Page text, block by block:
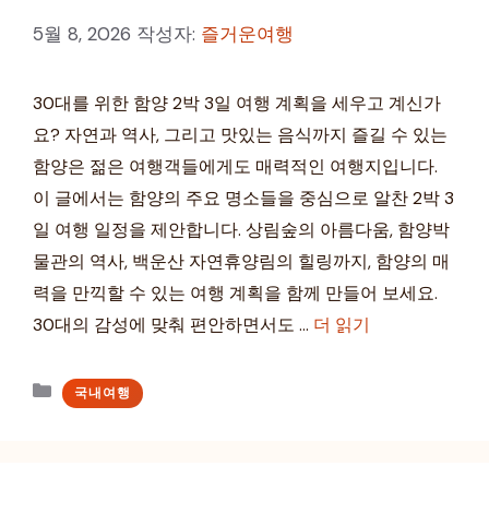
5월 8, 2026 작성자: 즐거운여행
30대를 위한 함양 2박 3일 여행 계획을 세우고 계신가
요? 자연과 역사, 그리고 맛있는 음식까지 즐길 수 있는
함양은 젊은 여행객들에게도 매력적인 여행지입니다.
이 글에서는 함양의 주요 명소들을 중심으로 알찬 2박 3
일 여행 일정을 제안합니다. 상림숲의 아름다움, 함양박
물관의 역사, 백운산 자연휴양림의 힐링까지, 함양의 매
력을 만끽할 수 있는 여행 계획을 함께 만들어 보세요.
30대의 감성에 맞춰 편안하면서도 … 더 읽기
카
테
국내여행